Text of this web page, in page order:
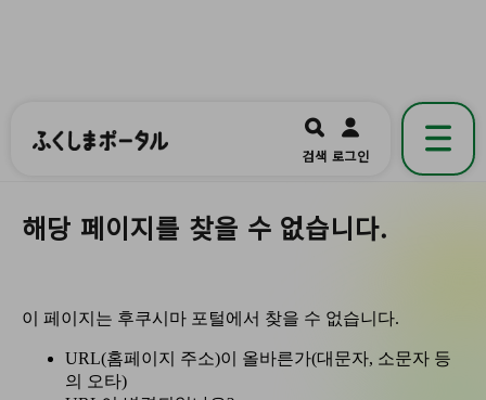
福島県公式の地域情報ポータルアプリ
開く
검색 로그인
해당 페이지를 찾을 수 없습니다.